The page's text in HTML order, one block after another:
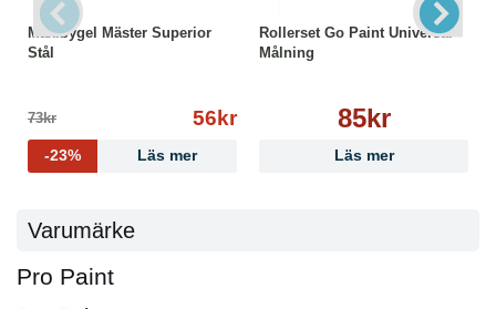
Maxibygel Mäster Superior
Stål
73kr 56kr
-23% Läs mer
Rollerset Go Paint Universal
Målning
85kr
Läs mer
Varumärke
Pro Paint